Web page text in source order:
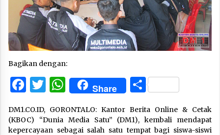
Bagikan dengan:
Facebook
Twitter
WhatsApp
Share Share
DM1.CO.ID, GORONTALO: Kantor Berita Online & Cetak
(KBOC) “Dunia Media Satu” (DM1), kembali mendapat
kepercayaan sebagai salah satu tempat bagi siswa-siswi